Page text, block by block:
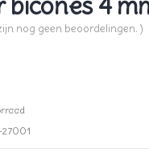
nog geen beoordelingen. )